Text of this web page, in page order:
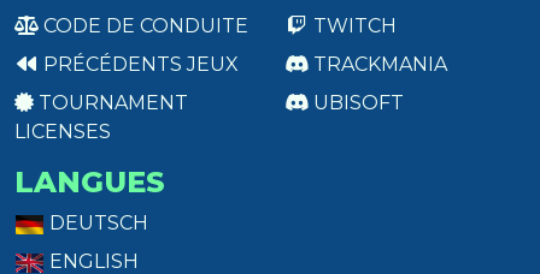
CODE DE CONDUITE
PRÉCÉDENTS JEUX
TOURNAMENT
LICENSES
TWITCH
TRACKMANIA
UBISOFT
LANGUES
DEUTSCH
ENGLISH